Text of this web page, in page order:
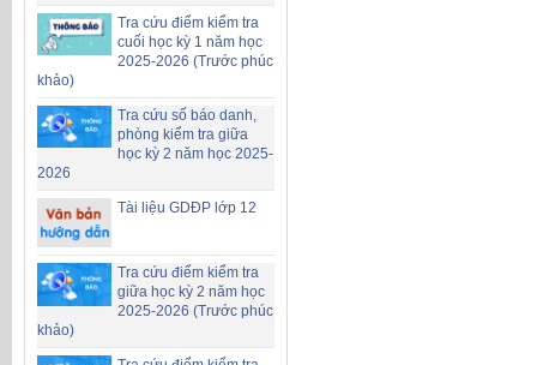
Tra cứu điểm kiểm tra
cuối học kỳ 1 năm học
2025-2026 (Trước phúc
khảo)
Tra cứu số báo danh,
phòng kiểm tra giữa
học kỳ 2 năm học 2025-
2026
Tài liệu GDĐP lớp 12
Tra cứu điểm kiểm tra
giữa học kỳ 2 năm học
2025-2026 (Trước phúc
khảo)